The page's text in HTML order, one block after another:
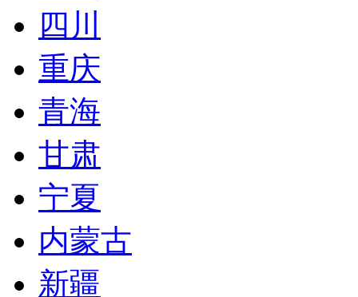
四川
重庆
青海
甘肃
宁夏
内蒙古
新疆